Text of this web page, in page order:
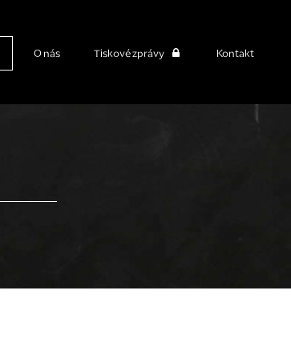
O nás Tiskové zprávy Kontakt